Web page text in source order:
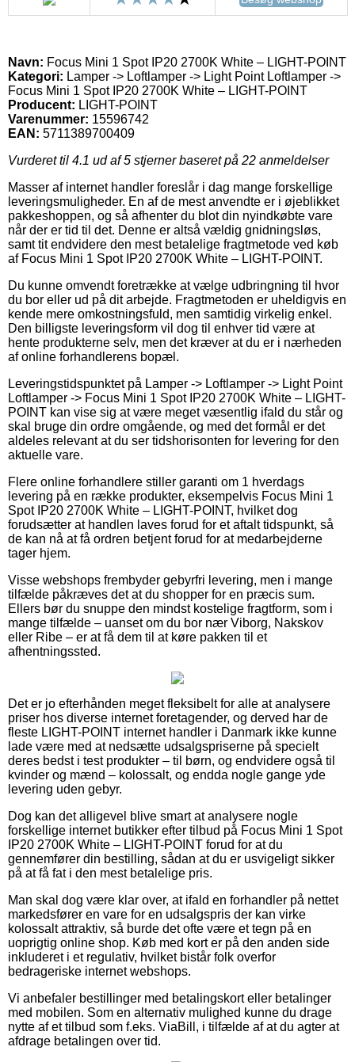
Navn: Focus Mini 1 Spot IP20 2700K White – LIGHT-POINT
Kategori: Lamper -> Loftlamper -> Light Point Loftlamper ->
Focus Mini 1 Spot IP20 2700K White – LIGHT-POINT
Producent: LIGHT-POINT
Varenummer: 15596742
EAN: 5711389700409
Vurderet til 4.1 ud af 5 stjerner baseret på 22 anmeldelser
Masser af internet handler foreslår i dag mange forskellige
leveringsmuligheder. En af de mest anvendte er i øjeblikket
pakkeshoppen, og så afhenter du blot din nyindkøbte vare
når der er tid til det. Denne er altså vældig gnidningsløs,
samt tit endvidere den mest betalelige fragtmetode ved køb
af Focus Mini 1 Spot IP20 2700K White – LIGHT-POINT.
Du kunne omvendt foretrække at vælge udbringning til hvor
du bor eller ud på dit arbejde. Fragtmetoden er uheldigvis en
kende mere omkostningsfuld, men samtidig virkelig enkel.
Den billigste leveringsform vil dog til enhver tid være at
hente produkterne selv, men det kræver at du er i nærheden
af online forhandlerens bopæl.
Leveringstidspunktet på Lamper -> Loftlamper -> Light Point
Loftlamper -> Focus Mini 1 Spot IP20 2700K White – LIGHT-
POINT kan vise sig at være meget væsentlig ifald du står og
skal bruge din ordre omgående, og med det formål er det
aldeles relevant at du ser tidshorisonten for levering for den
aktuelle vare.
Flere online forhandlere stiller garanti om 1 hverdags
levering på en række produkter, eksempelvis Focus Mini 1
Spot IP20 2700K White – LIGHT-POINT, hvilket dog
forudsætter at handlen laves forud for et aftalt tidspunkt, så
de kan nå at få ordren betjent forud for at medarbejderne
tager hjem.
Visse webshops frembyder gebyrfri levering, men i mange
tilfælde påkræves det at du shopper for en præcis sum.
Ellers bør du snuppe den mindst kostelige fragtform, som i
mange tilfælde – uanset om du bor nær Viborg, Nakskov
eller Ribe – er at få dem til at køre pakken til et
afhentningssted.
Det er jo efterhånden meget fleksibelt for alle at analysere
priser hos diverse internet foretagender, og derved har de
fleste LIGHT-POINT internet handler i Danmark ikke kunne
lade være med at nedsætte udsalgspriserne på specielt
deres bedst i test produkter – til børn, og endvidere også til
kvinder og mænd – kolossalt, og endda nogle gange yde
levering uden gebyr.
Dog kan det alligevel blive smart at analysere nogle
forskellige internet butikker efter tilbud på Focus Mini 1 Spot
IP20 2700K White – LIGHT-POINT forud for at du
gennemfører din bestilling, sådan at du er usvigeligt sikker
på at få fat i den mest betalelige pris.
Man skal dog være klar over, at ifald en forhandler på nettet
markedsfører en vare for en udsalgspris der kan virke
kolossalt attraktiv, så burde det ofte være et tegn på en
uoprigtig online shop. Køb med kort er på den anden side
inkluderet i et regulativ, hvilket bistår folk overfor
bedrageriske internet webshops.
Vi anbefaler bestillinger med betalingskort eller betalinger
med mobilen. Som en alternativ mulighed kunne du drage
nytte af et tilbud som f.eks. ViaBill, i tilfælde af at du agter at
afdrage betalingen over tid.